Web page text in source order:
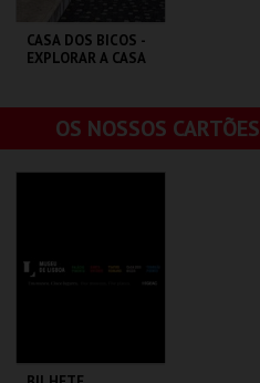
CASA DOS BICOS -
EXPLORAR A CASA
PORTUGUESA
ML - PALÁCIO
PIMENTAOS NOSSOS CARTÕES